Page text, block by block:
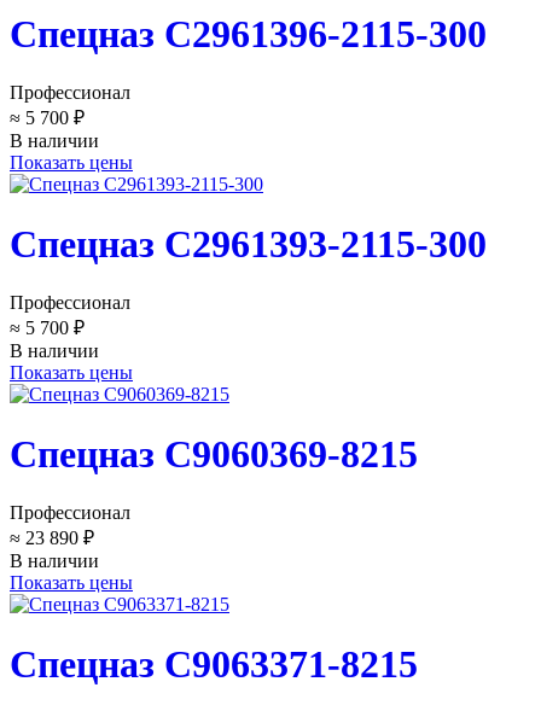
Спецназ C2961396-2115-300
Профессионал
≈ 5 700 ₽
В наличии
Показать цены
Спецназ C2961393-2115-300
Профессионал
≈ 5 700 ₽
В наличии
Показать цены
Спецназ C9060369-8215
Профессионал
≈ 23 890 ₽
В наличии
Показать цены
Спецназ C9063371-8215